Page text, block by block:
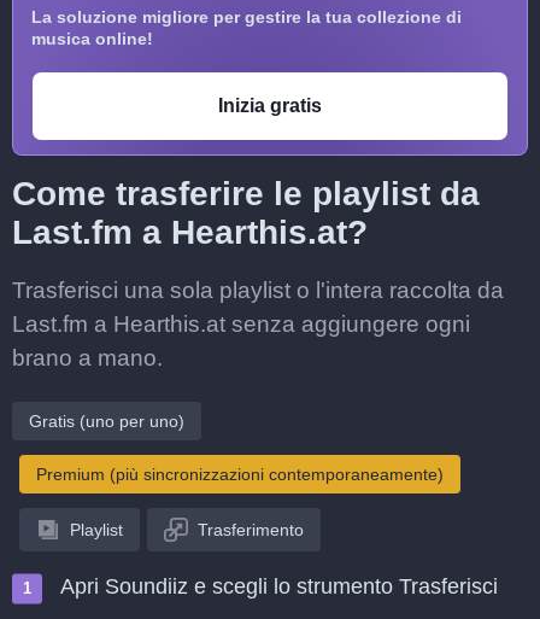
La soluzione migliore per gestire la tua collezione di
musica online!
Inizia gratis
Come trasferire le playlist da
Last.fm a Hearthis.at?
Trasferisci una sola playlist o l'intera raccolta da
Last.fm a Hearthis.at senza aggiungere ogni
brano a mano.
Gratis (uno per uno)
Premium (più sincronizzazioni contemporaneamente)
Playlist Trasferimento
Apri Soundiiz e scegli lo strumento Trasferisci